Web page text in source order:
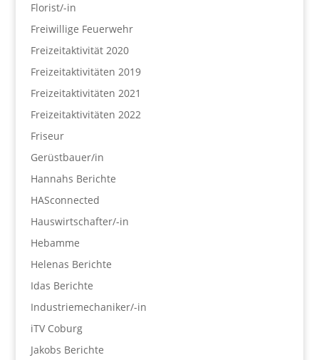
Florist/-in
Freiwillige Feuerwehr
Freizeitaktivität 2020
Freizeitaktivitäten 2019
Freizeitaktivitäten 2021
Freizeitaktivitäten 2022
Friseur
Gerüstbauer/in
Hannahs Berichte
HASconnected
Hauswirtschafter/-in
Hebamme
Helenas Berichte
Idas Berichte
Industriemechaniker/-in
iTV Coburg
Jakobs Berichte